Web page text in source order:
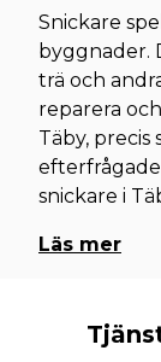
Snickare
byggnader.
trä och
reparera
Täby, precis
snickare i
Läs mer